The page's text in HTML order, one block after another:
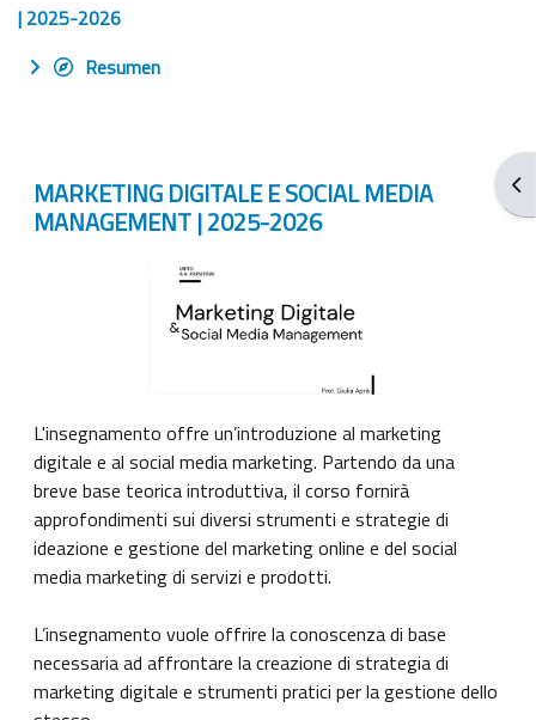
| 2025-2026
Resumen
MARKETING DIGITALE E SOCIAL MEDIA
MANAGEMENT | 2025-2026
L'insegnamento offre un’introduzione al marketing
digitale e al social media marketing. Partendo da una
breve base teorica introduttiva, il corso fornirà
approfondimenti sui diversi strumenti e strategie di
ideazione e gestione del marketing online e del social
media marketing di servizi e prodotti.
L’insegnamento vuole offrire la conoscenza di base
necessaria ad affrontare la creazione di strategia di
marketing digitale e strumenti pratici per la gestione dello